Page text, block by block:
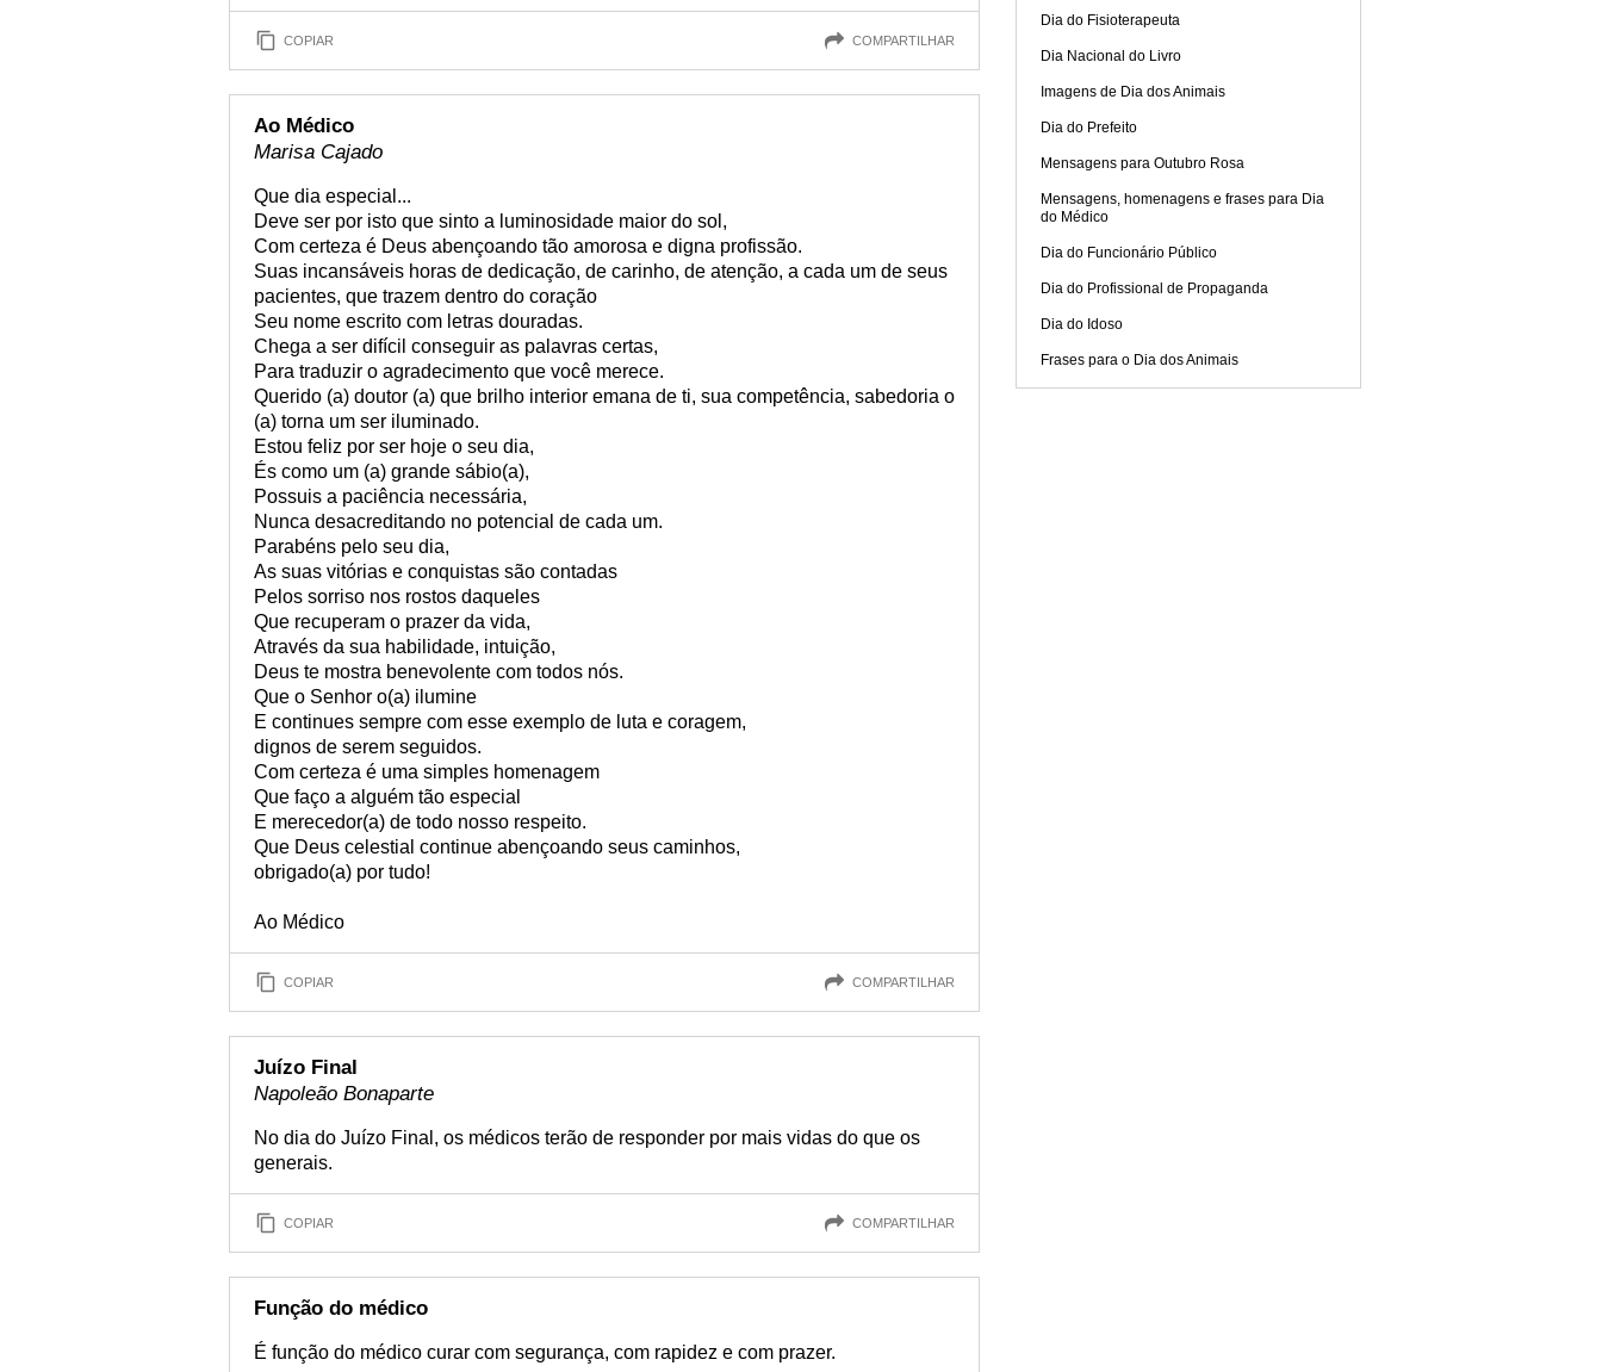
COPIAR COMPARTILHAR
Ao Médico
Marisa Cajado
Que dia especial...
Deve ser por isto que sinto a luminosidade maior do sol,
Com certeza é Deus abençoando tão amorosa e digna profissão.
Suas incansáveis horas de dedicação, de carinho, de atenção, a cada um de seus
pacientes, que trazem dentro do coração
Seu nome escrito com letras douradas.
Chega a ser difícil conseguir as palavras certas,
Para traduzir o agradecimento que você merece.
Querido (a) doutor (a) que brilho interior emana de ti, sua competência, sabedoria o
(a) torna um ser iluminado.
Estou feliz por ser hoje o seu dia,
És como um (a) grande sábio(a),
Possuis a paciência necessária,
Nunca desacreditando no potencial de cada um.
Parabéns pelo seu dia,
As suas vitórias e conquistas são contadas
Pelos sorriso nos rostos daqueles
Que recuperam o prazer da vida,
Através da sua habilidade, intuição,
Deus te mostra benevolente com todos nós.
Que o Senhor o(a) ilumine
E continues sempre com esse exemplo de luta e coragem,
dignos de serem seguidos.
Com certeza é uma simples homenagem
Que faço a alguém tão especial
E merecedor(a) de todo nosso respeito.
Que Deus celestial continue abençoando seus caminhos,
obrigado(a) por tudo!
Ao Médico
COPIAR COMPARTILHAR
Juízo Final
Napoleão Bonaparte
No dia do Juízo Final, os médicos terão de responder por mais vidas do que os
generais.
COPIAR COMPARTILHAR
Função do médico
É função do médico curar com segurança, com rapidez e com prazer.
Dia do Fisioterapeuta
Dia Nacional do Livro
Imagens de Dia dos Animais
Dia do Prefeito
Mensagens para Outubro Rosa
Mensagens, homenagens e frases para Dia
do Médico
Dia do Funcionário Público
Dia do Profissional de Propaganda
Dia do Idoso
Frases para o Dia dos Animais